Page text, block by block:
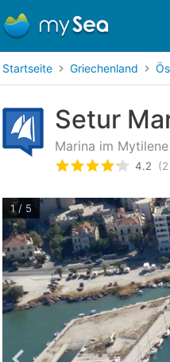
Startseite Griechenland
Setur
Marina im
bewertet4.2/5
4.2
1 / 5